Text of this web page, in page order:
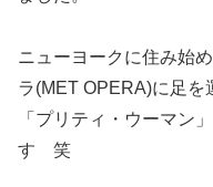
ニューヨークに住み始
ラ(MET OPERA)に足
「プリティ・ウーマン
す 笑